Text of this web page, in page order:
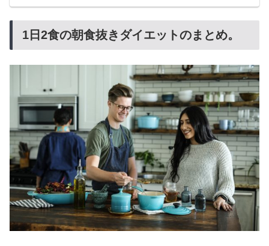
1日2食の朝食抜きダイエットのまとめ。